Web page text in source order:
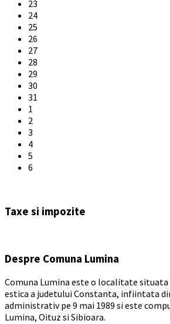
23
24
25
26
27
28
29
30
31
1
2
3
4
5
6
calendar
Taxe si impozite
Despre Comuna Lumina
Comuna Lumina este o localitate
estica a judetului Constanta, infiintata
administrativ pe 9 mai 1989 si este
Lumina, Oituz si Sibioara.